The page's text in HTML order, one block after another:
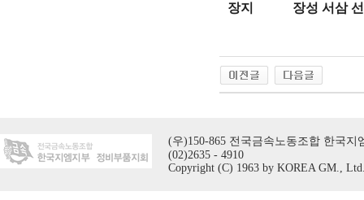
장지 장성 서삼
(우)150-865 전국금속노동조합 한국
(02)2635 - 4910
Copyright (C) 1963 by KOREA GM.,